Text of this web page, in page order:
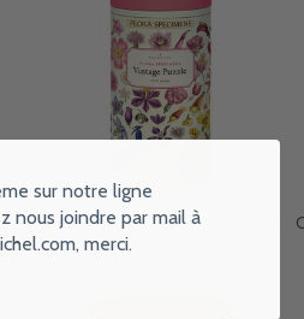
X
CAVALLINI PAPERS Puzzle 1000
Pièces - Fleurs Arc En Ciel. 55 X
sur notre ligne
nous joindre par mail à
, merci.